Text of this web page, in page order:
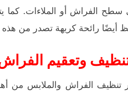
سطح الفراش أو الملاءات. كما
أيضًا رائحة كريهة تصدر من
وتعقيم
تنظيف الفراش والملابس من